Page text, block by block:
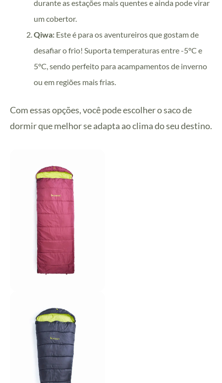
durante as estações mais quentes e ainda pode virar
um cobertor.
Qiwa: Este é para os aventureiros que gostam de
desafiar o frio! Suporta temperaturas entre -5°C e
5°C, sendo perfeito para acampamentos de inverno
ou em regiões mais frias.
Com essas opções, você pode escolher o saco de
dormir que melhor se adapta ao clima do seu destino.